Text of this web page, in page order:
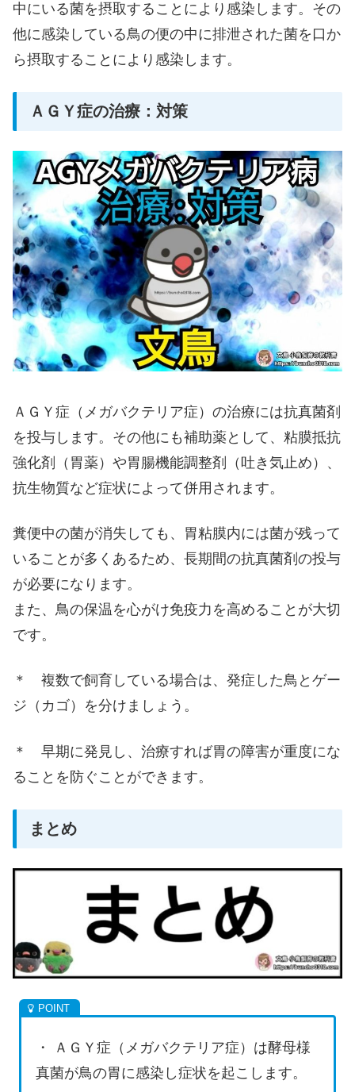
中にいる菌を摂取することにより感染します。その
他に感染している鳥の便の中に排泄された菌を口か
ら摂取することにより感染します。
ＡＧＹ症の治療：対策
ＡＧＹ症（メガバクテリア症）の治療には抗真菌剤
を投与します。その他にも補助薬として、粘膜抵抗
強化剤（胃薬）や胃腸機能調整剤（吐き気止め）、
抗生物質など症状によって併用されます。
糞便中の菌が消失しても、胃粘膜内には菌が残って
いることが多くあるため、長期間の抗真菌剤の投与
が必要になります。
また、鳥の保温を心がけ免疫力を高めることが大切
です。
＊ 複数で飼育している場合は、発症した鳥とゲー
ジ（カゴ）を分けましょう。
＊ 早期に発見し、治療すれば胃の障害が重度にな
ることを防ぐことができます。
まとめ
・ ＡＧＹ症（メガバクテリア症）は酵母様
真菌が鳥の胃に感染し症状を起こします。